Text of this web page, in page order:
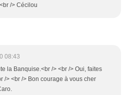
/> Cécilou
08:43
la Banquise.<br /> <br /> Oui, faites
/> <br /> Bon courage à vous cher